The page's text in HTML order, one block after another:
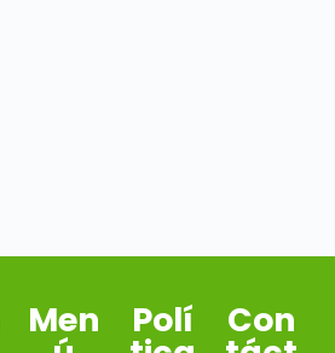
Men Polí Con